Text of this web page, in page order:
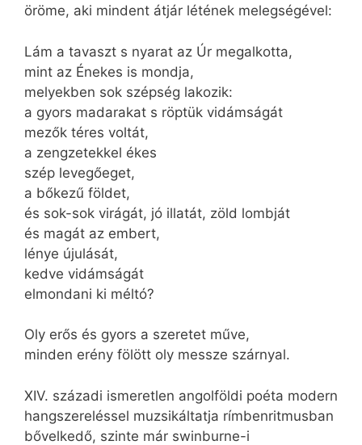
öröme, aki mindent átjár létének melegségével:
Lám a tavaszt s nyarat az Úr megalkotta,
mint az Énekes is mondja,
melyekben sok szépség lakozik:
a gyors madarakat s röptük vidámságát
mezők téres voltát,
a zengzetekkel ékes
szép levegőeget,
a bőkezű földet,
és sok-sok virágát, jó illatát, zöld lombját
és magát az embert,
lénye újulását,
kedve vidámságát
elmondani ki méltó?
Oly erős és gyors a szeretet műve,
minden erény fölött oly messze szárnyal.
XIV. századi ismeretlen angolföldi poéta modern
hangszereléssel muzsikáltatja rímbenritmusban
bővelkedő, szinte már swinburne-i